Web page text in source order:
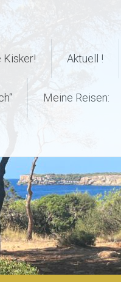
Kisker! Aktuell !
Meine Reisen: